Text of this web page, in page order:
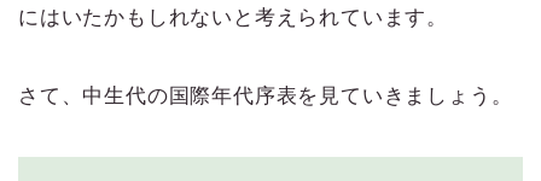
にはいたかもしれないと考えられています。
さて、中生代の国際年代序表を見ていきましょう。